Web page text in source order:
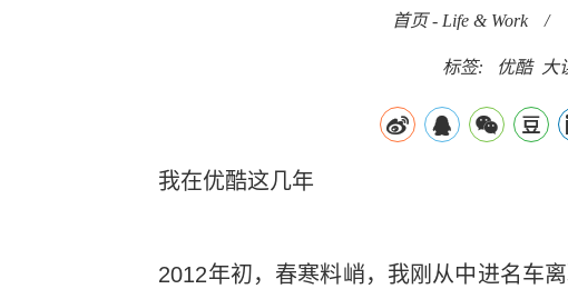
首页- Life & Work /
标签: 优酷 大
我在优酷这几年
2012年初，春寒料峭，我刚从中进名车